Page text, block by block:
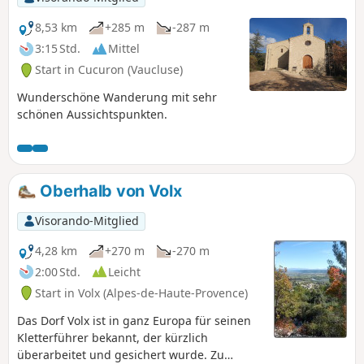
8,53 km
+285 m
-287 m
3:15 Std.
Mittel
Start in Cucuron (Vaucluse)
Wunderschöne Wanderung mit sehr
schönen Aussichtspunkten.
Oberhalb von Volx
Visorando-Mitglied
4,28 km
+270 m
-270 m
2:00 Std.
Leicht
Start in Volx (Alpes-de-Haute-Provence)
Das Dorf Volx ist in ganz Europa für seinen
Kletterführer bekannt, der kürzlich
überarbeitet und gesichert wurde. Zu